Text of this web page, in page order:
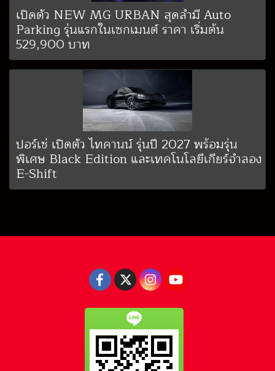
เปิดตัว NEW MG URBAN สุดล้ำมี Auto
Parking รุ่นแรกในเซกเมนต์ ราคา เริ่มต้น
529,900 บาท
ปอร์เช่ เปิดตัว ไทคานน์ รุ่นปี 2027 พร้อมรุ่น
พิเศษ Black Edition และเทคโนโลยีเกียร์จำลอง
E-Shift